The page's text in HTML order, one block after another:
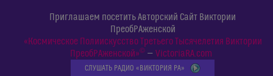
Приглашаем посетить Авторский Сайт Виктории
ПреобРАженской
«Космическое Полиискусство Третьего Тысячелетия Виктории
ПреобРАженской»©— VictoriaRA.com
СЛУШАТЬ РАДИО «ВИКТОРИЯ РА»